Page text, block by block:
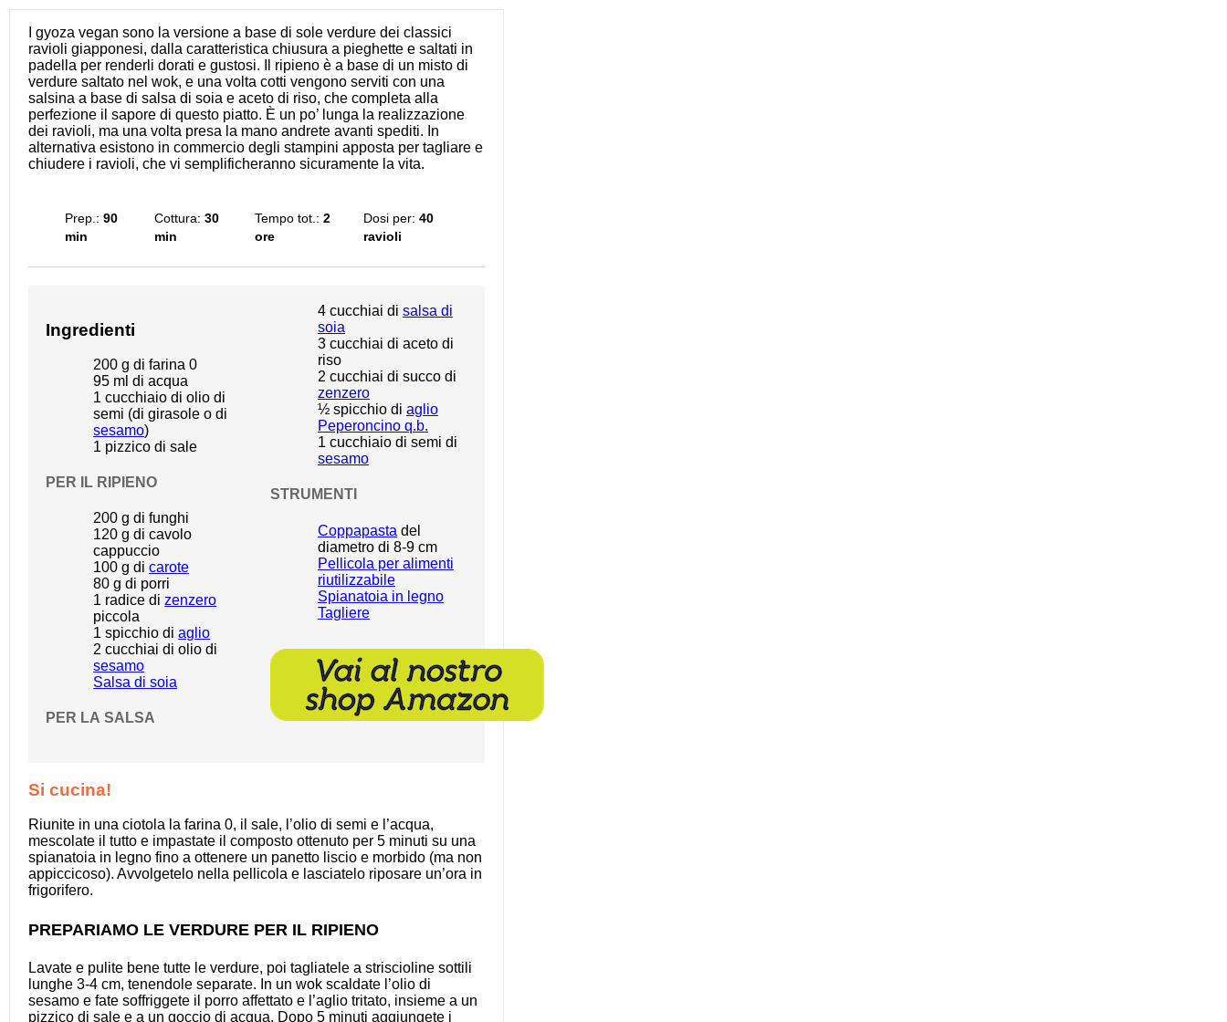
I gyoza vegan sono la versione a base di sole verdure dei classici
ravioli giapponesi, dalla caratteristica chiusura a pieghette e saltati in
padella per renderli dorati e gustosi. Il ripieno è a base di un misto di
verdure saltato nel wok, e una volta cotti vengono serviti con una
salsina a base di salsa di soia e aceto di riso, che completa alla
perfezione il sapore di questo piatto. È un po’ lunga la realizzazione
dei ravioli, ma una volta presa la mano andrete avanti spediti. In
alternativa esistono in commercio degli stampini apposta per tagliare e
chiudere i ravioli, che vi semplificheranno sicuramente la vita.
Prep.: 90
min
Cottura: 30
min
Tempo tot.: 2
ore
Dosi per: 40
ravioli
Ingredienti
200 g di farina 0
95 ml di acqua
1 cucchiaio di olio di
semi (di girasole o di
sesamo)
1 pizzico di sale
PER IL RIPIENO
200 g di funghi
120 g di cavolo
cappuccio
100 g dicarote
80 g di porri
1 radice dizenzero
piccola
1 spicchio diaglio
2 cucchiai di olio di
sesamo
Salsa di soia
PER LA SALSA
4 cucchiai di salsa di
soia
3 cucchiai di aceto di
riso
2 cucchiai di succo di
zenzero
½ spicchio di aglio
Peperoncino q.b.
1 cucchiaio di semi di
sesamo
STRUMENTI
Coppapasta del
diametro di 8-9 cm
Pellicola per alimenti
riutilizzabile
Spianatoia in legno
Tagliere
Si cucina!
Riunite in una ciotola la farina 0, il sale, l’olio di semi e l’acqua,
mescolate il tutto e impastate il composto ottenuto per 5 minuti su una
spianatoia in legno fino a ottenere un panetto liscio e morbido (ma non
appiccicoso). Avvolgetelo nella pellicola e lasciatelo riposare un’ora in
frigorifero.
PREPARIAMO LE VERDURE PER IL RIPIENO
Lavate e pulite bene tutte le verdure, poi tagliatele a striscioline sottili
lunghe 3-4 cm, tenendole separate. In un wok scaldate l’olio di
sesamo e fate soffriggete il porro affettato e l’aglio tritato, insieme a un
pizzico di sale e a un goccio di acqua. Dopo 5 minuti aggiungete i